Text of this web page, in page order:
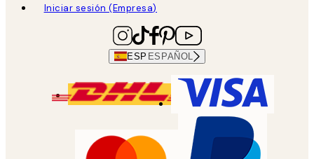
Iniciar sesión (Empresa)
ESP ESPAÑOL